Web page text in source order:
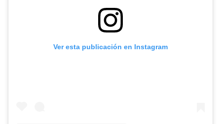
Ver esta publicación en Instagram